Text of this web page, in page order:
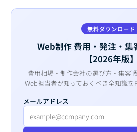
無料ダウンロード
Web制作 費用・発注・集
【2026年版】
費用相場・制作会社の選び方・集客
Web担当者が知っておくべき全知識を
メールアドレス